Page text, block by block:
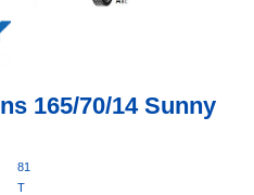
165/70/14 Sunny
81
T